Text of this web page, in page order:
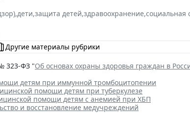
,дети,защита детей,здравоохранение,социальная
Другие материалы рубрики
323-ФЗ "Об основах охраны здоровья граждан в
детям при иммунной тромбоцитопении
помощи детям при туберкулезе
помощи детям с анемией при ХБП
и восстановление медучреждений